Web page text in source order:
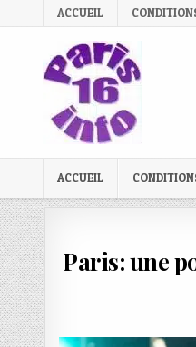
to
ACCUEIL
ACCUEIL
Paris: une